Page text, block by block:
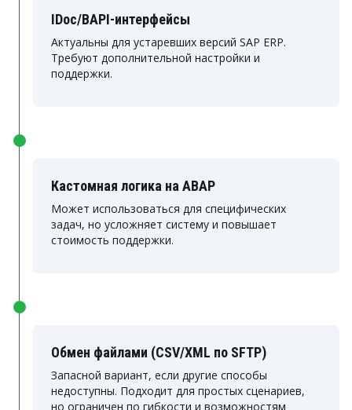
IDoc/BAPI-интерфейсы
Актуальны для устаревших версий SAP ERP.
Требуют дополнительной настройки и
поддержки.
Кастомная логика на ABAP
Может использоваться для специфических
задач, но усложняет систему и повышает
стоимость поддержки.
Обмен файлами (CSV/XML по SFTP)
Запасной вариант, если другие способы
недоступны. Подходит для простых сценариев,
но ограничен по гибкости и возможностям